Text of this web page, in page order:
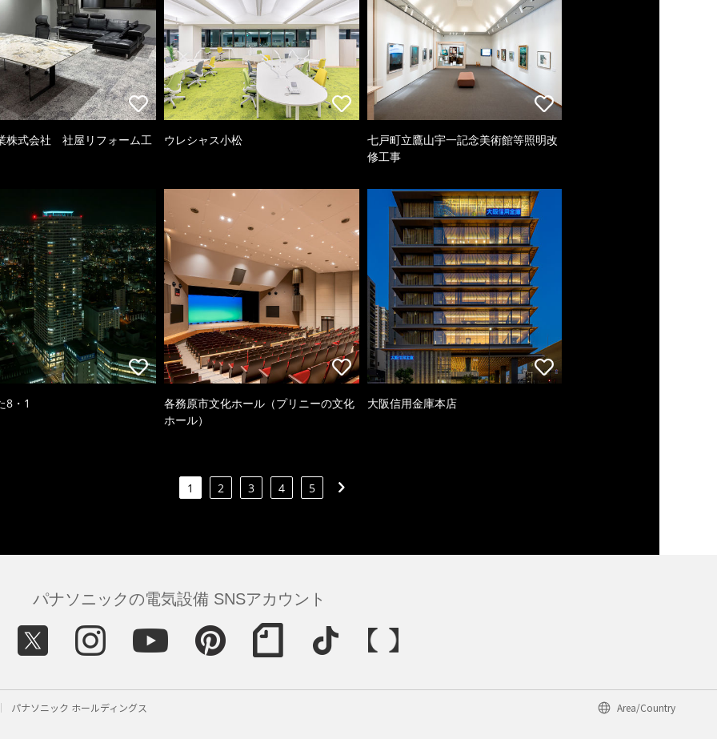
株式会社 社屋リフォーム工 ウレシャス小松
七戸町立鷹山宇一記念美術館等照明改
修工事
8・1
各務原市文化ホール（プリニーの文化
ホール）
大阪信用金庫本店
1 2 3 4 5
パナソニックの電気設備 SNSアカウント
パナソニック ホールディングス Area/Country